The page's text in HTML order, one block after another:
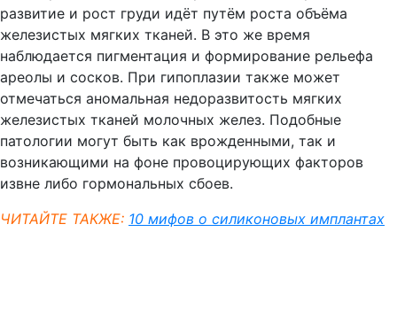
развитие и рост груди идёт путём роста объёма
железистых мягких тканей. В это же время
наблюдается пигментация и формирование рельефа
ареолы и сосков. При гипоплазии также может
отмечаться аномальная недоразвитость мягких
железистых тканей молочных желез. Подобные
патологии могут быть как врожденными, так и
возникающими на фоне провоцирующих факторов
извне либо гормональных сбоев.
ЧИТАЙТЕ ТАКЖЕ: 10 мифов о силиконовых имплантах